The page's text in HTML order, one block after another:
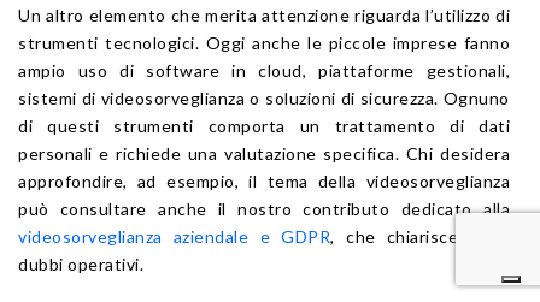
Un altro elemento che merita attenzione riguarda l’utilizzo di
strumenti tecnologici. Oggi anche le piccole imprese fanno
ampio uso di software in cloud, piattaforme gestionali,
sistemi di videosorveglianza o soluzioni di sicurezza. Ognuno
di questi strumenti comporta un trattamento di dati
personali e richiede una valutazione specifica. Chi desidera
approfondire, ad esempio, il tema della videosorveglianza
può consultare anche il nostro contributo dedicato alla
videosorveglianza aziendale e GDPR, che chiarisce molti
dubbi operativi.